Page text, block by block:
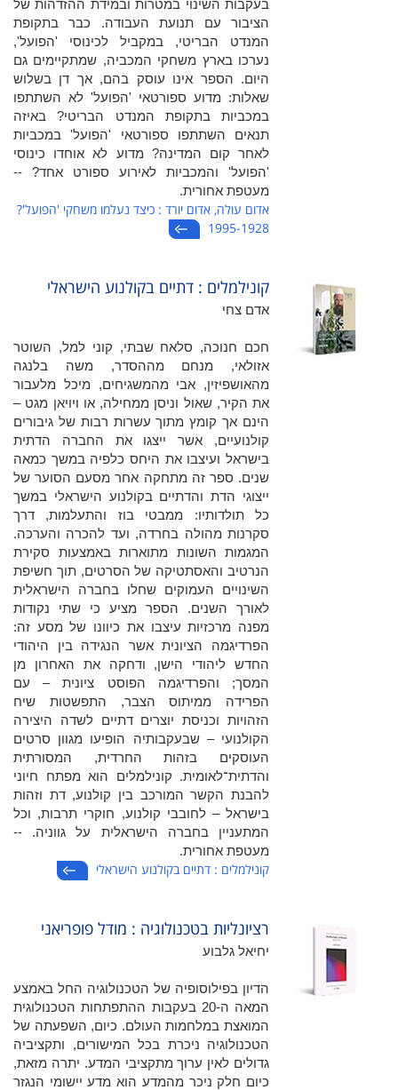
בעקבות השינוי במטרות ובמידת ההזדהות של
הציבור עם תנועת העבודה. כבר בתקופת
המנדט הבריטי, במקביל לכינוסי 'הפועל',
נערכו בארץ משחקי המכביה, שמתקיימים גם
היום. הספר אינו עוסק בהם, אך דן בשלוש
שאלות: מדוע ספורטאי 'הפועל' לא השתתפו
במכביות בתקופת המנדט הבריטי? באיזה
תנאים השתתפו ספורטאי 'הפועל' במכביות
לאחר קום המדינה? מדוע לא אוחדו כינוסי
'הפועל' והמכביות לאירוע ספורט אחד? --
מעטפת אחורית.
אדום עולה, אדום יורד : כיצד נעלמו משחקי 'הפועל'?
1995-1928
קונילמלים : דתיים בקולנוע הישראלי
אדם צחי
חכם חנוכה, סלאח שבתי, קוני למל, השוטר
אזולאי, מנחם מההסדר, משה בלנגה
מהאושפיזין, אבי מהמשגיחים, מיכל מלעבור
את הקיר, שאול וניסן ממחילה, או ויויאן מגט –
הינם אך קומץ מתוך עשרות רבות של גיבורים
קולנועיים, אשר ייצגו את החברה הדתית
בישראל ועיצבו את היחס כלפיה במשך כמאה
שנים. ספר זה מתחקה אחר מסעם הסוער של
ייצוגי הדת והדתיים בקולנוע הישראלי במשך
כל תולדותיו: ממבטי בוז והתעלמות, דרך
סקרנות מהולה בחרדה, ועד להכרה והערכה.
המגמות השונות מתוארות באמצעות סקירת
הנרטיב והאסתטיקה של הסרטים, תוך חשיפת
השינויים העמוקים שחלו בחברה הישראלית
לאורך השנים. הספר מציע כי שתי נקודות
מפנה מרכזיות עיצבו את כיוונו של מסע זה:
הפרדיגמה הציונית אשר הנגידה בין היהודי
החדש ליהודי הישן, ודחקה את האחרון מן
המסך; והפרדיגמה הפוסט ציונית – עם
הפרידה ממיתוס הצבר, התפשטות שיח
הזהויות וכניסת יוצרים דתיים לשדה היצירה
הקולנועי – שבעקבותיה הופיעו מגוון סרטים
העוסקים בזהות החרדית, המסורתית
והדתית־לאומית. קונילמלים הוא מפתח חיוני
להבנת הקשר המורכב בין קולנוע, דת וזהות
בישראל – לחובבי קולנוע, חוקרי תרבות, וכל
המתעניין בחברה הישראלית על גווניה. --
מעטפת אחורית.
קונילמלים : דתיים בקולנוע הישראלי
רציונליות בטכנולוגיה : מודל פופריאני
יחיאל גלבוע
הדיון בפילוסופיה של הטכנולוגיה החל באמצע
המאה ה-20 בעקבות ההתפתחות הטכנולוגית
המואצת במלחמות העולם. כיום, השפעתה של
הטכנולוגיה ניכרת בכל המישורים, ותקציביה
גדולים לאין ערוך מתקציבי המדע. יתרה מזאת,
כיום חלק ניכר מהמדע הוא מדע יישומי הנגזר